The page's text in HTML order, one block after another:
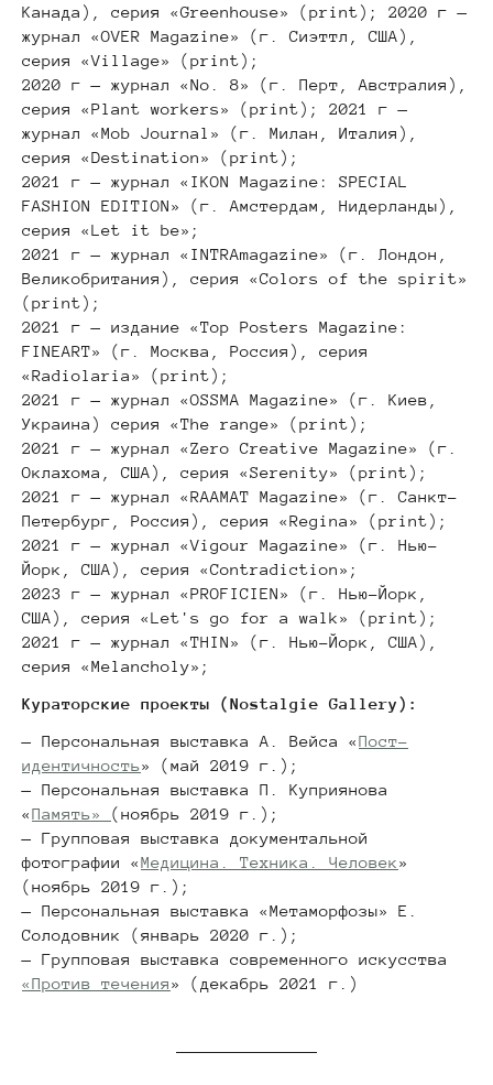
Канада), серия «Greenhouse» (print); 2020 г —
журнал «OVER Magazine» (г. Сиэттл, США),
серия «Village» (print);
2020 г — журнал «No. 8» (г. Перт, Австралия),
серия «Plant workers» (print); 2021 г —
журнал «Mob Journal» (г. Милан, Италия),
серия «Destination» (print);
2021 г — журнал «IKON Magazine: SPECIAL
FASHION EDITION» (г. Амстердам, Нидерланды),
серия «Let it be»;
2021 г — журнал «INTRAmagazine» (г. Лондон,
Великобритания), серия «Сolors of the spirit»
(print);
2021 г — издание «Top Posters Magazine:
FINEART» (г. Москва, Россия), серия
«Radiolaria» (print);
2021 г — журнал «OSSMA Magazine» (г. Киев,
Украина) серия «The range» (print);
2021 г — журнал «Zero Creative Magazine» (г.
Оклахома, США), серия «Serenity» (print);
2021 г — журнал «RAAMAT Magazine» (г. Санкт-
Петербург, Россия), серия «Regina» (print);
2021 г — журнал «Vigour Magazine» (г. Нью-
Йорк, США), серия «Contradiction»;
2023 г — журнал «PROFICIEN» (г. Нью-Йорк,
США), серия «Let's go for a walk» (print);
2021 г — журнал «THIN» (г. Нью-Йорк, США),
серия «Melancholy»;
Кураторские проекты (Nostalgie Gallery):
— Персональная выставка А. Вейса «Пост-
идентичность» (май 2019 г.);
— Персональная выставка П. Куприянова
«Память» (ноябрь 2019 г.);
— Групповая выставка документальной
фотографии «Медицина. Техника. Человек»
(ноябрь 2019 г.);
— Персональная выставка «Метаморфозы» Е.
Солодовник (январь 2020 г.);
— Групповая выставка современного искусства
«Против течения» (декабрь 2021 г.)